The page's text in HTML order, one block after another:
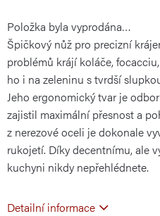
cena:
Položka byla vyprodána…
Špičkový nůž pro precizní
problémů krájí koláče,
ho i na zeleninu s tvrdší
Jeho ergonomický tvar je
zajistil maximální přesnost a
z nerezové oceli je dokonale
rukojetí. Díky decentnímu, ale
kuchyni nikdy nepřehlédnete.
Detailní informace